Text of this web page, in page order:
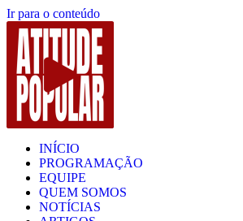
Ir para o conteúdo
INÍCIO
PROGRAMAÇÃO
EQUIPE
QUEM SOMOS
NOTÍCIAS